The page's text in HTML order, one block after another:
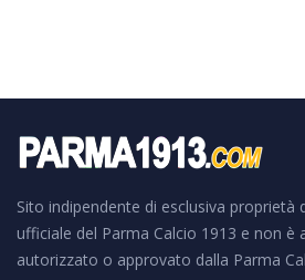
Sito indipendente di esclusiva proprietà
ufficiale del Parma Calcio 1913 e non
autorizzato o approvato dalla Parma